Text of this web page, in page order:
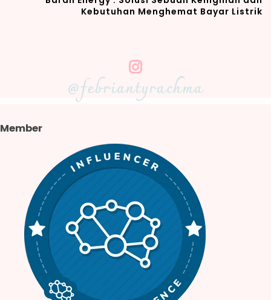
Kebutuhan Menghemat Bayar Listrik
@febriantyrachma
Member